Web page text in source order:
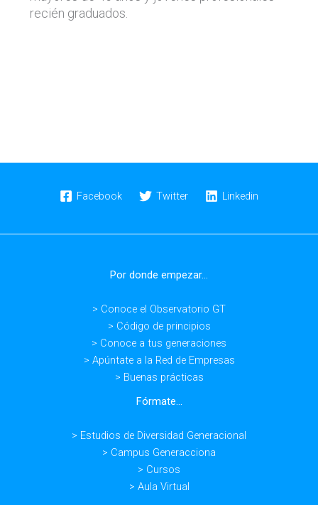
recién graduados.
Facebook Twitter Linkedin
Por donde empezar...
> Conoce el Observatorio GT
> Código de principios
> Conoce a tus generaciones
> Apúntate a la Red de Empresas
> Buenas prácticas
Fórmate...
> Estudios de Diversidad Generacional
> Campus Generacciona
> Cursos
> Aula Virtual